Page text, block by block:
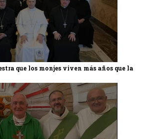
que los monjes viven más años que la